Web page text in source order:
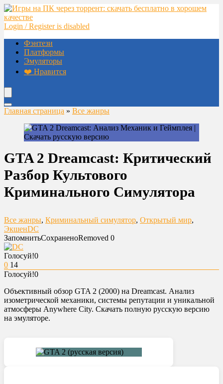
Login / Register is disabled
Фэнтези
Платформы
Эмуляторы
❤️ Нравится
Главная страница » Все жанры
GTA 2 Dreamcast: Критический
Разбор Культового
Криминального Симулятора
Все жанры, Криминальный симулятор, Открытый мир,
ЭкшенDC
ЗапомнитьСохраненоRemoved 0
Голосуй!0
0 14
Голосуй!0
Объективный обзор GTA 2 (2000) на Dreamcast. Анализ
изометрической механики, системы репутации и уникальной
атмосферы Anywhere City. Скачать полную русскую версию
на эмуляторе.